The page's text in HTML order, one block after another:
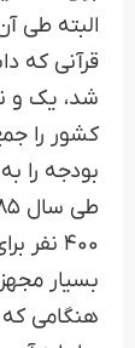
شد، یک و
کشور را
بودجه را به ما
۴۰۰
بسیار
هنگامی